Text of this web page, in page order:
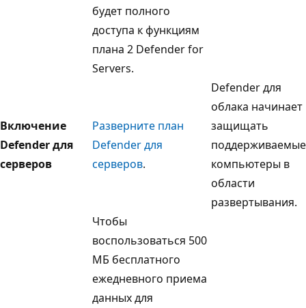
будет полного
доступа к функциям
плана 2 Defender for
Servers.
Включение
Defender для
серверов
Разверните план
Defender для
серверов.
Defender для
облака начинает
защищать
поддерживаемые
компьютеры в
области
развертывания.
Чтобы
воспользоваться 500
МБ бесплатного
ежедневного приема
данных для